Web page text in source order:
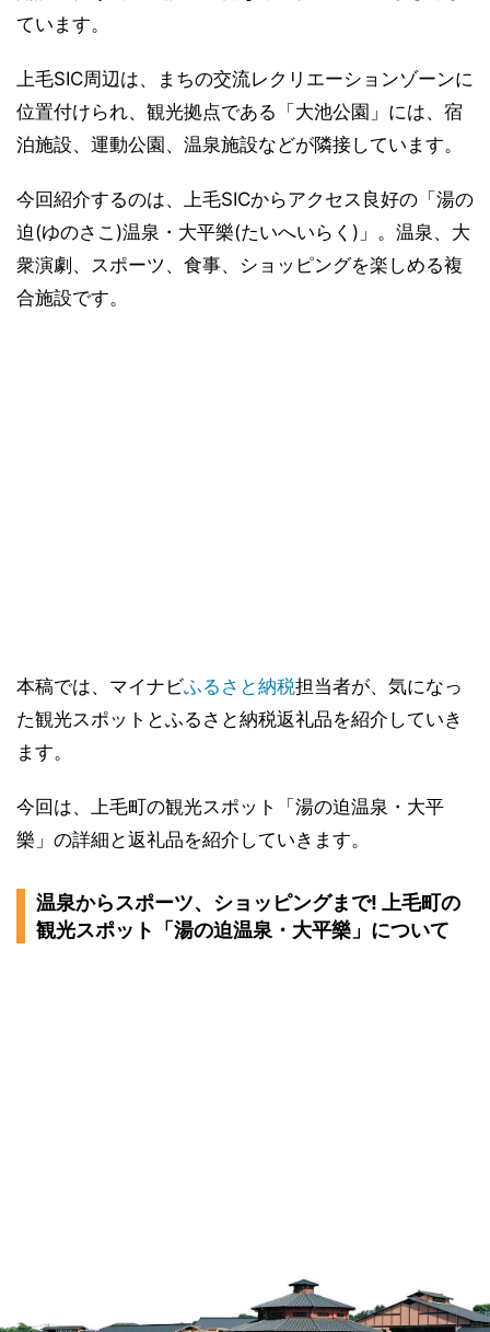
ています。
上毛SIC周辺は、まちの交流レクリエーションゾーンに
位置付けられ、観光拠点である「大池公園」には、宿
泊施設、運動公園、温泉施設などが隣接しています。
今回紹介するのは、上毛SICからアクセス良好の「湯の
迫(ゆのさこ)温泉・大平樂(たいへいらく)」。温泉、大
衆演劇、スポーツ、食事、ショッピングを楽しめる複
合施設です。
本稿では、マイナビふるさと納税担当者が、気になっ
た観光スポットとふるさと納税返礼品を紹介していき
ます。
今回は、上毛町の観光スポット「湯の迫温泉・大平
樂」の詳細と返礼品を紹介していきます。
温泉からスポーツ、ショッピングまで! 上毛町の
観光スポット「湯の迫温泉・大平樂」について